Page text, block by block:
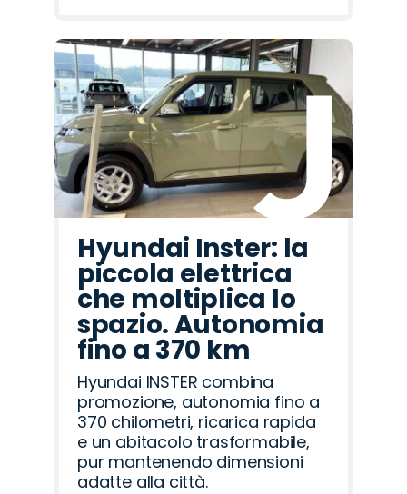
Hyundai Inster: la
piccola elettrica
che moltiplica lo
spazio. Autonomia
fino a 370 km
Hyundai INSTER combina
promozione, autonomia fino a
370 chilometri, ricarica rapida
e un abitacolo trasformabile,
pur mantenendo dimensioni
adatte alla città.